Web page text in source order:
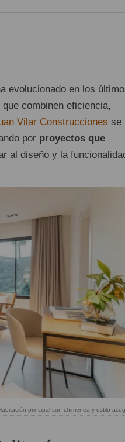
evolucionado en los
combinen eficiencia,
Vilar Construcciones se
por proyectos que
al diseño y la
principal con chimenea y estilo